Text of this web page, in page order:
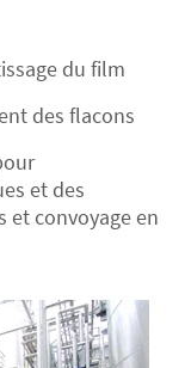
du film
des flacons
et des
et convoyage en